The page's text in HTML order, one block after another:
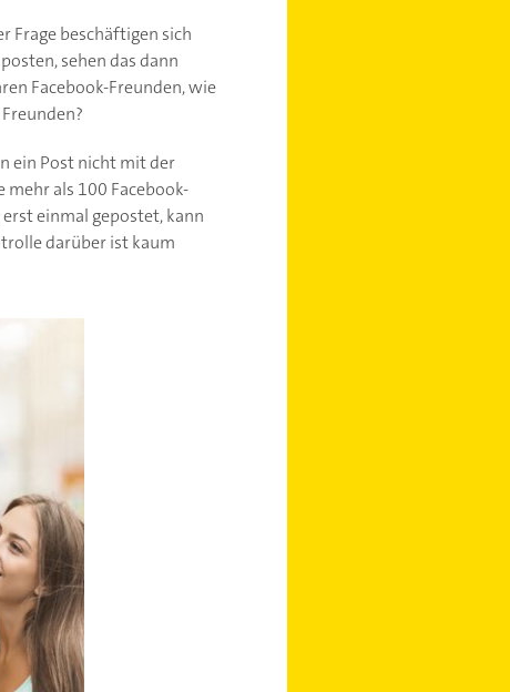
Frage beschäftigen sich
sehen das dann
Facebook-Freunden, wie
ein Post nicht mit der
als 100 Facebook-
einmal gepostet, kann
darüber ist kaum